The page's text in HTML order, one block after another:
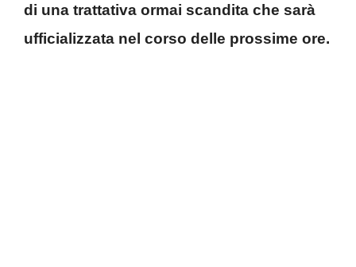
di una trattativa ormai scandita che sarà
ufficializzata nel corso delle prossime ore.